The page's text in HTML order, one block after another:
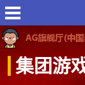
集团游